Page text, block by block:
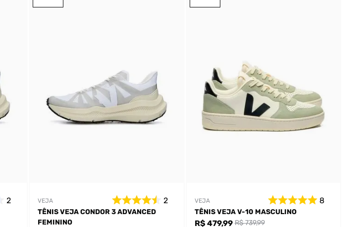
2 VEJA 2
TÊNIS VEJA CONDOR 3 ADVANCED
FEMININO
VEJA 8
TÊNIS VEJA V-10 MASCULINO
R$ 479,99 R$ 739,99